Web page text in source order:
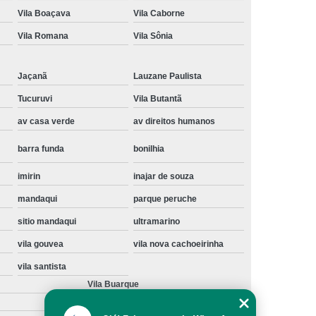
Instalação de Maquina de Lavar Samsung
Instalação Maquina de Lavar Roupa
Instalar Maquina de Lavar Samsung
Instalação de Maquina Lava e Seca
e Seca Samsung
Instalação Lava Seca
Maquina Lava e Seca Samsung
Lava e Seca Instalação
Samsung Instalação Lava e Seca
a Gas
Manutenção de Fogão Cooktop
Manutenção em Fogão
Vila Boaçava Vila Caborne
Vila Romana Vila Sônia
Jaçanã Lauzane Paulista
Tucuruvi Vila Butantã
av casa verde av direitos humanos
barra funda bonilhia
imirin inajar de souza
mandaqui parque peruche
sitio mandaqui ultramarino
vila gouvea vila nova cachoeirinha
vila santista
Vila Buarque